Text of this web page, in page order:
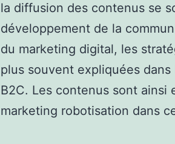
la diffusion des contenus se
développement de la
du marketing digital, les
plus souvent expliquées dans
B2C. Les contenus sont ainsi
marketing robotisation dans